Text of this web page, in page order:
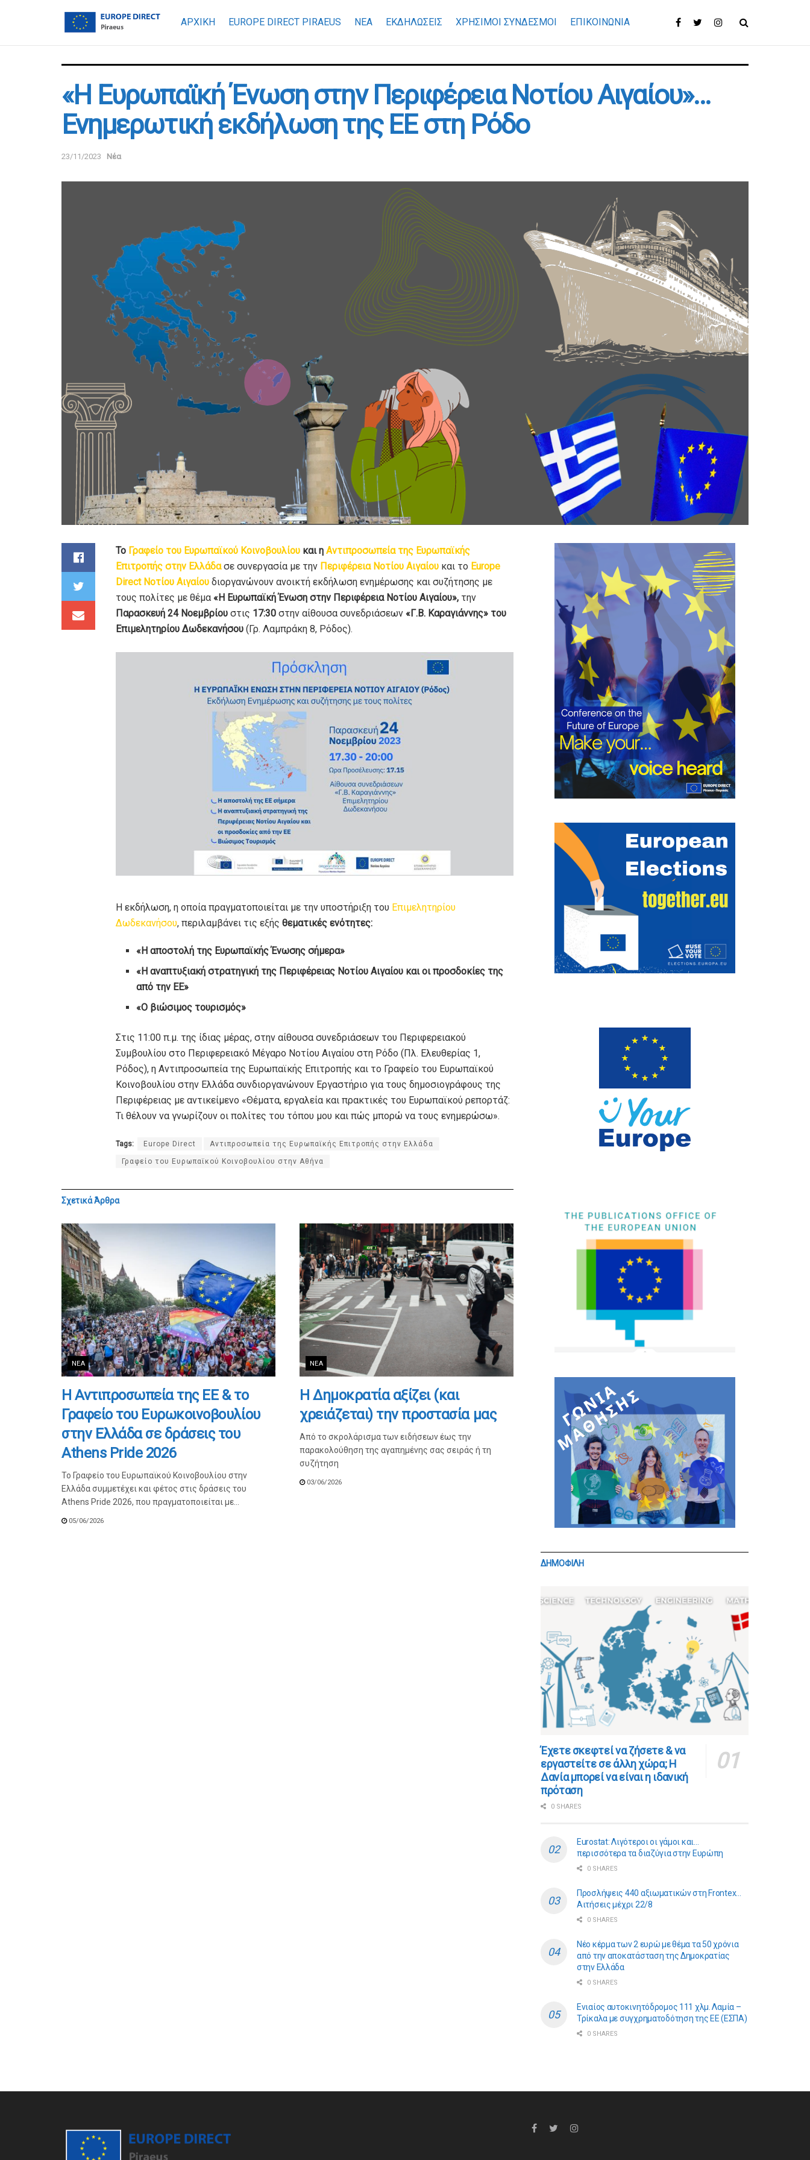
ΑΡΧΙΚΗ EUROPE DIRECT PIRAEUS ΝΕΑ ΕΚΔΗΛΩΣΕΙΣ ΧΡΉΣΙΜΟΙ ΣΎΝΔΕΣΜΟΙ ΕΠΙΚΟΙΝΩΝΊΑ
«Η Ευρωπαϊκή Ένωση στην Περιφέρεια Νοτίου Αιγαίου»…
Ενημερωτική εκδήλωση της ΕΕ στη Ρόδο
23/11/2023 Νέα
Το Γραφείο του Ευρωπαϊκού Κοινοβουλίου και η Αντιπροσωπεία της Ευρωπαϊκής
Επιτροπής στην Ελλάδασε συνεργασία με την Περιφέρεια Νοτίου Αιγαίου και το Εurope
Direct Nοτίου Αιγαίου διοργανώνουν ανοικτή εκδήλωση ενημέρωσης και συζήτησης με
τους πολίτες με θέμα «Η Ευρωπαϊκή Ένωση στην Περιφέρεια Νοτίου Αιγαίου», την
Παρασκευή 24 Noεμβρίου στις 17:30 στην αίθουσα συνεδριάσεων «Γ.Β. Καραγιάννης» του
Επιμελητηρίου Δωδεκανήσου (Γρ. Λαμπράκη 8, Ρόδος).
Η εκδήλωση, η οποία πραγματοποιείται με την υποστήριξη του Επιμελητηρίου
Δωδεκανήσου, περιλαμβάνει τις εξής θεματικές ενότητες:
«Η αποστολή της Ευρωπαϊκής Ένωσης σήμερα»
«Η αναπτυξιακή στρατηγική της Περιφέρειας Νοτίου Αιγαίου και οι προσδοκίες της
από την ΕΕ»
«Ο βιώσιμος τουρισμός»
Στις 11:00 π.μ. της ίδιας μέρας, στην αίθουσα συνεδριάσεων του Περιφερειακού
Συμβουλίου στο Περιφερειακό Μέγαρο Νοτίου Αιγαίου στη Ρόδο (Πλ. Ελευθερίας 1,
Ρόδος), η Αντιπροσωπεία της Ευρωπαϊκής Επιτροπής και το Γραφείο του Ευρωπαϊκού
Κοινοβουλίου στην Ελλάδα συνδιοργανώνουν Εργαστήριο για τους δημοσιογράφους της
Περιφέρειας με αντικείμενο «Θέματα, εργαλεία και πρακτικές του Ευρωπαϊκού ρεπορτάζ:
Τι θέλουν να γνωρίζουν οι πολίτες του τόπου μου και πώς μπορώ να τους ενημερώσω».
Tags: Europe Direct Αντιπροσωπεία της Ευρωπαϊκής Επιτροπής στην Ελλάδα
Γραφείο του Ευρωπαϊκού Κοινοβουλίου στην Αθήνα
ΣχετικάΆρθρα
ΝΈΑ
Η Αντιπροσωπεία της ΕΕ & το
Γραφείο του Ευρωκοινοβουλίου
στην Ελλάδα σε δράσεις του
Athens Pride 2026
Το Γραφείο του Ευρωπαϊκού Κοινοβουλίου στην
Ελλάδα συμμετέχει και φέτος στις δράσεις του
Athens Pride 2026, που πραγματοποιείται με...
05/06/2026
ΝΈΑ
Η Δημοκρατία αξίζει (και
χρειάζεται) την προστασία μας
Από το σκρολάρισμα των ειδήσεων έως την
παρακολούθηση της αγαπημένης σας σειράς ή τη
συζήτηση
03/06/2026
ΔΗΜΟΦΙΛΗ
​​Έχετε σκεφτεί να ζήσετε & να
εργαστείτε σε άλλη χώρα; Η
Δανία μπορεί να είναι η ιδανική
πρόταση
0 SHARES
Eurostat: Λιγότεροι οι γάμοι και…
περισσότερα τα διαζύγια στην Ευρώπη
0 SHARES
Προσλήψεις 440 αξιωματικών στη Frontex…
Αιτήσεις μέχρι 22/8
0 SHARES
Νέο κέρμα των 2 ευρώ με θέμα τα 50 χρόνια
από την αποκατάσταση της Δημοκρατίας
στην Ελλάδα
0 SHARES
Ενιαίος αυτοκινητόδρομος 111 χλμ. Λαμία –
Τρίκαλα με συγχρηματοδότηση της ΕE (ΕΣΠΑ)
0 SHARES